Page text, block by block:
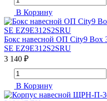
В Корзину
Бокс навесной ОП City9 Box
SE EZ9E312S2SRU
3 140 ₽
В Корзину